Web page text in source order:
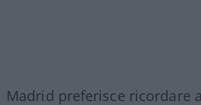
Madrid preferisce ricordare